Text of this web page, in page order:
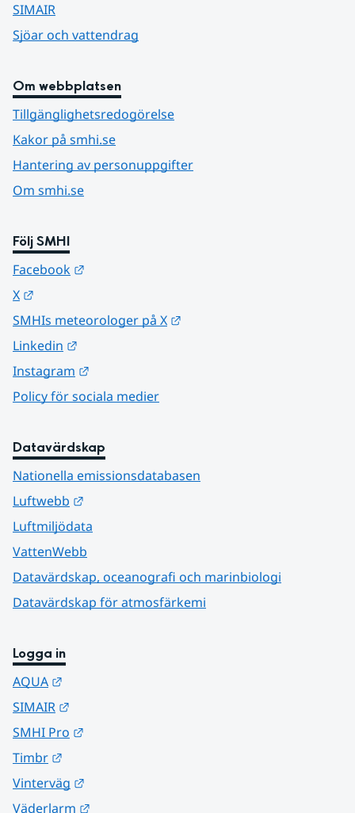
SIMAIR
Sjöar och vattendrag
Om webbplatsen
Tillgänglighetsredogörelse
Kakor på smhi.se
Hantering av personuppgifter
Om smhi.se
Följ SMHI
Facebook
X
SMHIs meteorologer på X
Linkedin
Instagram
Policy för sociala medier
Datavärdskap
Nationella emissionsdatabasen
Luftwebb
Luftmiljödata
VattenWebb
Datavärdskap, oceanografi och marinbiologi
Datavärdskap för atmosfärkemi
Logga in
AQUA
SIMAIR
SMHI Pro
Timbr
Vinterväg
Väderlarm